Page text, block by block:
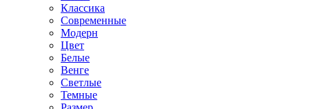
Классика
Современные
Модерн
Цвет
Белые
Венге
Светлые
Темные